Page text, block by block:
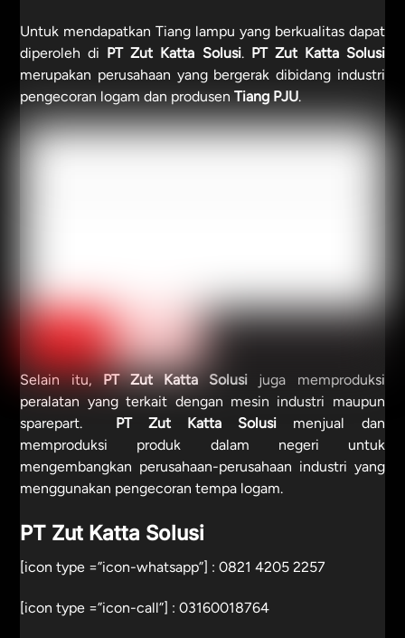
Untuk mendapatkan Tiang lampu yang berkualitas dapat
diperoleh di PT Zut Katta Solusi. PT Zut Katta Solusi
merupakan perusahaan yang bergerak dibidang industri
pengecoran logam dan produsenTiang PJU.
Selain itu,PT Zut Katta Solusi juga memproduksi
peralatan yang terkait dengan mesin industri maupun
sparepart.
PT Zut Katta Solusi menjual dan
memproduksi produk dalam negeri untuk
mengembangkan perusahaan-perusahaan industri yang
menggunakan pengecoran tempa logam.
PT Zut Katta Solusi
[icon type =”icon-whatsapp”] :0821 4205 2257
[icon type =”icon-call”] : 03160018764